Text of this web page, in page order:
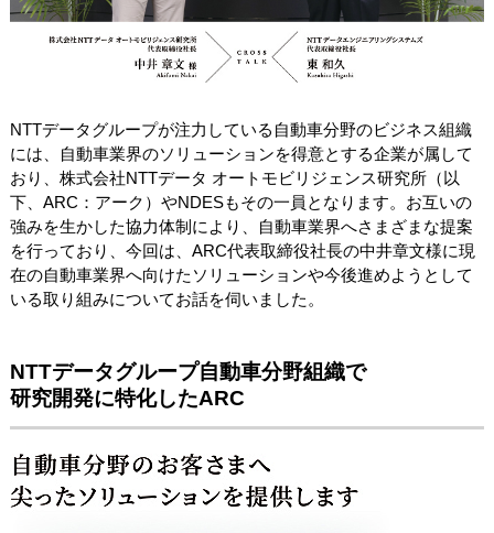
NTTデータグループが注力している自動車分野のビジネス組織
には、自動車業界のソリューションを得意とする企業が属して
おり、株式会社NTTデータ オートモビリジェンス研究所（以
下、ARC：アーク）やNDESもその一員となります。お互いの
強みを生かした協力体制により、自動車業界へさまざまな提案
を行っており、今回は、ARC代表取締役社長の中井章文様に現
在の自動車業界へ向けたソリューションや今後進めようとして
いる取り組みについてお話を伺いました。
NTTデータグループ自動車分野組織で
研究開発に特化したARC